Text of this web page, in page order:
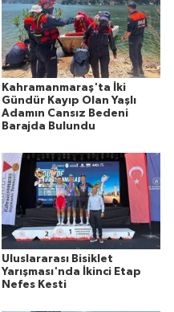
Kahramanmaraş'ta İki
Gündür Kayıp Olan Yaşlı
Adamın Cansız Bedeni
Barajda Bulundu
Uluslararası Bisiklet
Yarışması'nda İkinci Etap
Nefes Kesti